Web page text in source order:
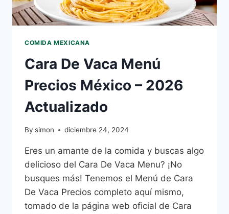
COMIDA MEXICANA
Cara De Vaca Menú
Precios México – 2026
Actualizado
By simon diciembre 24, 2024
Eres un amante de la comida y buscas algo
delicioso del Cara De Vaca Menu? ¡No
busques más! Tenemos el Menú de Cara
De Vaca Precios completo aquí mismo,
tomado de la página web oficial de Cara